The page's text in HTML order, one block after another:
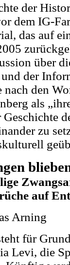
der
dem IG-
das auf
über
und der
nach den
als
zu
auf
Arning
für
Levi, die